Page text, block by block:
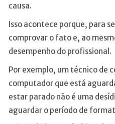
causa.
Isso acontece porque, para
comprovar o fato e, ao
desempenho do profissional.
Por exemplo, um técnico de
computador que está
estar parado não é uma
aguardar o período de